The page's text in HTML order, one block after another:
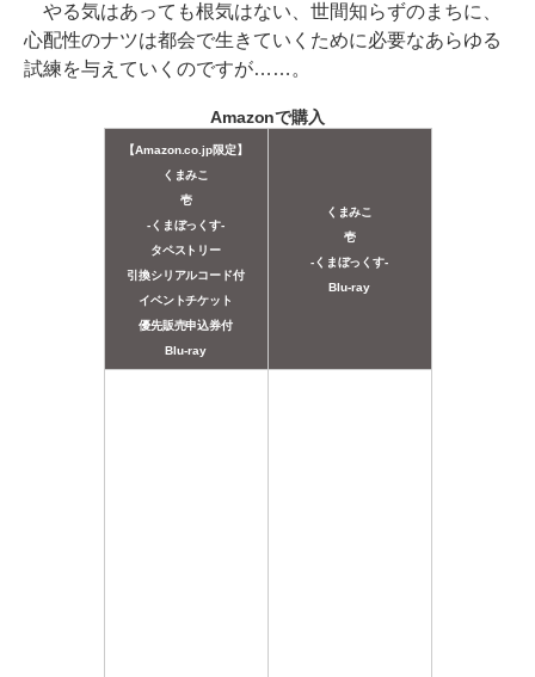
やる気はあっても根気はない、世間知らずのまちに、
心配性のナツは都会で生きていくために必要なあらゆる
試練を与えていくのですが……。
Amazonで購入
【Amazon.co.jp限定】
くまみこ
壱
-くまぼっくす-
タペストリー
引換シリアルコード付
イベントチケット
優先販売申込券付
Blu-ray
くまみこ
壱
-くまぼっくす-
Blu-ray